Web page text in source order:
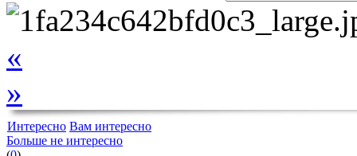
«
»
Интересно Вам интересно
Больше не интересно